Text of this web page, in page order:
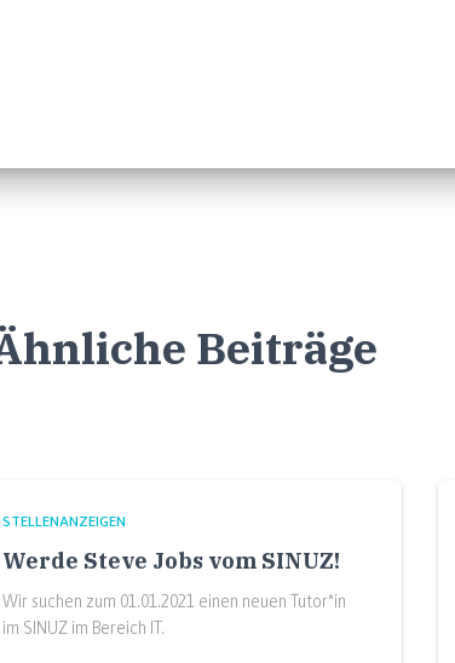
Beiträge
STELLENANZEIGEN
Werde Steve Jobs vom SINUZ!
Wir suchen zum 01.01.2021 einen neuen Tutor*in
im SINUZ im Bereich IT.